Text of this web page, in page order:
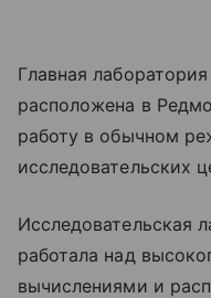
Главная
расположена в
работу в обычном
исследовательских
Исследовательская
работала над
вычислениями и